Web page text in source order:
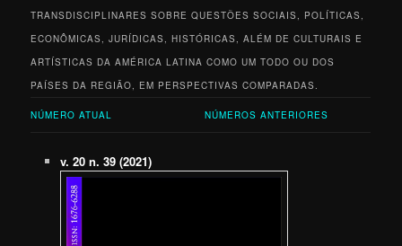
TRANSDISCIPLINARES SOBRE QUESTÕES SOCIAIS, POLÍTICAS,
ECONÔMICAS, JURÍDICAS, HISTÓRICAS, ALÉM DE CULTURAIS E
ARTÍSTICAS DA AMÉRICA LATINA COMO UM TODO OU DOS
PAÍSES DA REGIÃO, EM PERSPECTIVAS COMPARADAS.
NÚMERO ATUAL NÚMEROS ANTERIORES
v. 20 n. 39 (2021)